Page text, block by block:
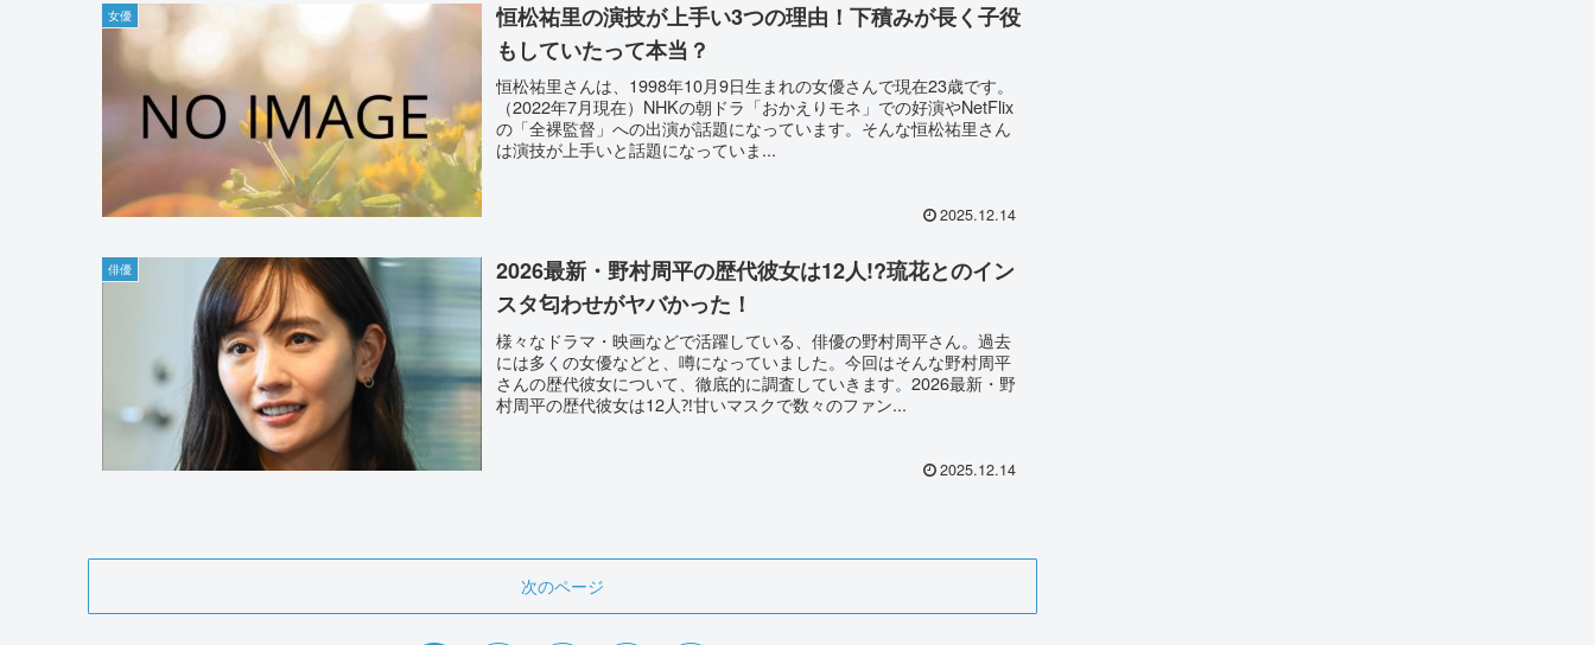
女優
恒松祐里の演技が上手い3つの理由！下積みが長く子役
もしていたって本当？
恒松祐里さんは、1998年10月9日生まれの女優さんで現在23歳です。
（2022年7月現在）NHKの朝ドラ「おかえりモネ」での好演やNetFlix
の「全裸監督」への出演が話題になっています。そんな恒松祐里さん
は演技が上手いと話題になっていま...
2025.12.14
俳優
2026最新・野村周平の歴代彼女は12人!?琉花とのイン
スタ匂わせがヤバかった！
様々なドラマ・映画などで活躍している、俳優の野村周平さん。過去
には多くの女優などと、噂になっていました。今回はそんな野村周平
さんの歴代彼女について、徹底的に調査していきます。2026最新・野
村周平の歴代彼女は12人⁈甘いマスクで数々のファン...
2025.12.14
次のページ